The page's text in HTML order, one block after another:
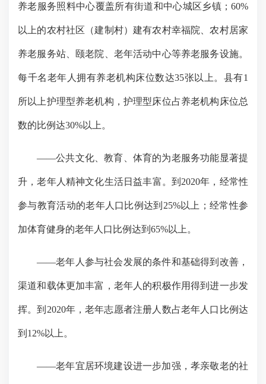
养老服务照料中心覆盖所有街道和中心城区乡镇； 60%
以上的农村社区（建制村）建有农村幸福院、农村居家
养老服务站、颐老院、老年活动中心等养老服务设施。
每千名老年人拥有养老机构床位数达35张以上。县有1
所以上护理型养老机构，护理型床位占养老机构床位总
数的比例达30%以上。
——公共文化、教育、体育的为老服务功能显著提
升，老年人精神文化生活日益丰富。到 2020年，经常性
参与教育活动的老年人口比例达到 25%以上；经常性参
加体育健身的老年人口比例达到 65%以上。
——老年人参与社会发展的条件和基础得到改善，
渠道和载体更加丰富，老年人的积极作用得到进一步发
挥。到 2020年，老年志愿者注册人数占老年人口比例达
到 12%以上。
——老年宜居环境建设进一步加强，孝亲敬老的社